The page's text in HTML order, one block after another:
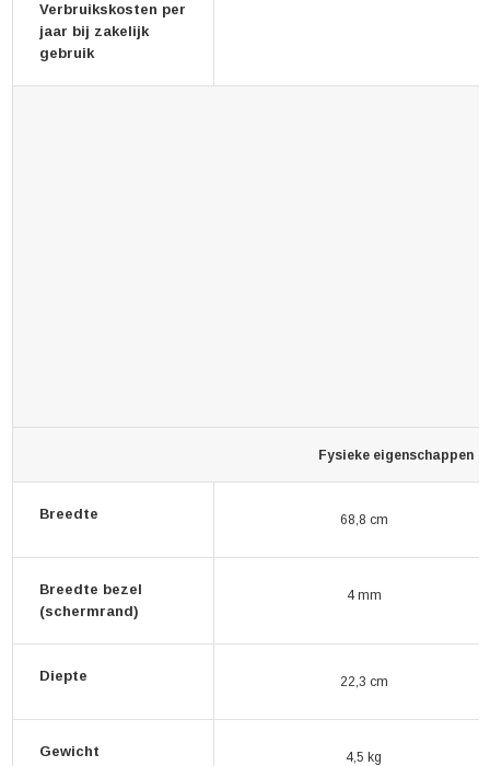
Verbruikskosten per
jaar bij zakelijk
gebruik
Fysieke eigenschappen
Breedte 68,8 cm
Breedte bezel
(schermrand)
4 mm
Diepte 22,3 cm
Gewicht 4,5 kg